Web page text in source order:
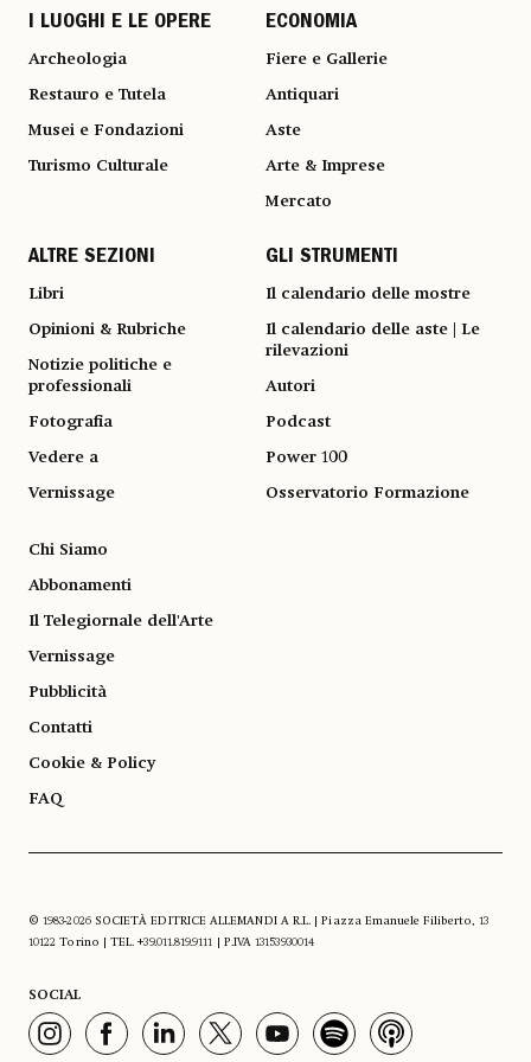
I LUOGHI E LE OPERE
Archeologia
Restauro e Tutela
Musei e Fondazioni
Turismo Culturale
ECONOMIA
Fiere e Gallerie
Antiquari
Aste
Arte & Imprese
Mercato
ALTRE SEZIONI
Libri
Opinioni & Rubriche
Notizie politiche e
professionali
Fotografia
Vedere a
Vernissage
GLI STRUMENTI
Il calendario delle mostre
Il calendario delle aste | Le
rilevazioni
Autori
Podcast
Power 100
Osservatorio Formazione
Chi Siamo
Abbonamenti
Il Telegiornale dell'Arte
Vernissage
Pubblicità
Contatti
Cookie & Policy
FAQ
© 1983-2026 SOCIETÀ EDITRICE ALLEMANDI A R.L. | Piazza Emanuele Filiberto, 13
10122 Torino | TEL. +39.011.819.9111 | P.IVA 13153930014
SOCIAL